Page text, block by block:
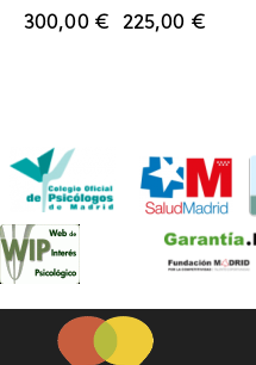
300,00 € 225,00 €